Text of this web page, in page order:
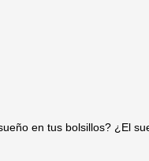
en tus bolsillos? ¿El